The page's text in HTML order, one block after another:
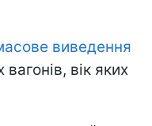
виведення
вік яких